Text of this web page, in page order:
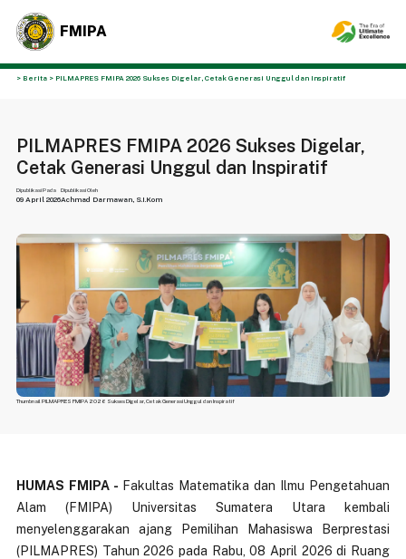
FMIPA
> Berita > PILMAPRES FMIPA 2026 Sukses Digelar, Cetak Generasi Unggul dan Inspiratif
PILMAPRES FMIPA 2026 Sukses Digelar,
Cetak Generasi Unggul dan Inspiratif
Dipublikasi Pada
09 April 2026
Dipublikasi Oleh
Achmad Darmawan, S.I.Kom
Thumbnail PILMAPRES FMIPA 2026 Sukses Digelar, Cetak Generasi Unggul dan Inspiratif
HUMAS FMIPA - Fakultas Matematika dan Ilmu Pengetahuan
Alam (FMIPA) Universitas Sumatera Utara kembali
menyelenggarakan ajang Pemilihan Mahasiswa Berprestasi
(PILMAPRES) Tahun 2026 pada Rabu, 08 April 2026 di Ruang